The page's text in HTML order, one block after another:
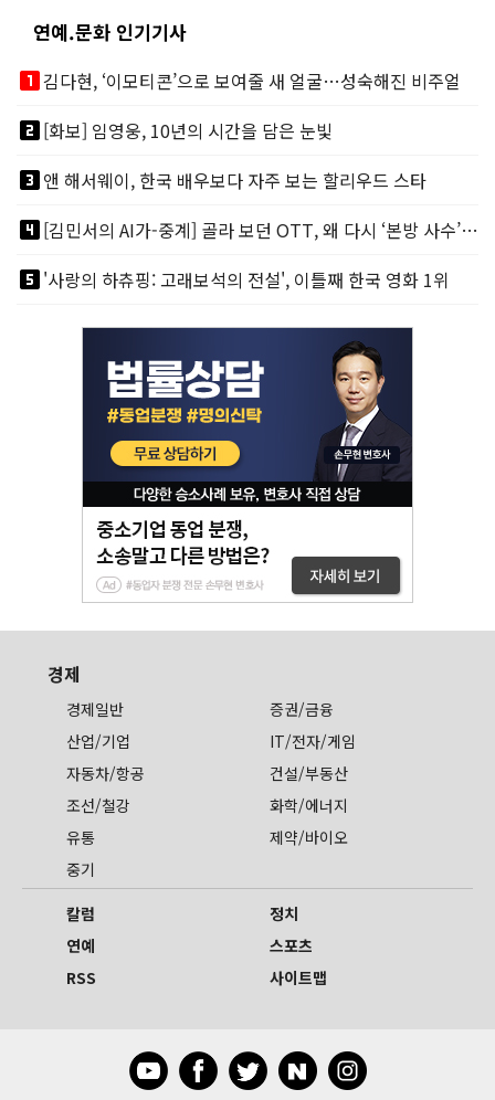
연예.문화 인기기사
looks_one김다현, ‘이모티콘’으로 보여줄 새 얼굴…성숙해진 비주얼
looks_two[화보] 임영웅, 10년의 시간을 담은 눈빛
looks_3앤 해서웨이, 한국 배우보다 자주 보는 할리우드 스타
looks_4
[김민서의 AI가-중계] 골라 보던 OTT, 왜 다시 ‘본방 사수’를 부르나
looks_5'사랑의 하츄핑: 고래보석의 전설', 이틀째 한국 영화 1위
경제
경제일반
증권/금융
산업/기업
IT/전자/게임
자동차/항공
건설/부동산
조선/철강
화학/에너지
유통
제약/바이오
중기
칼럼
정치
연예
스포츠
RSS
사이트맵